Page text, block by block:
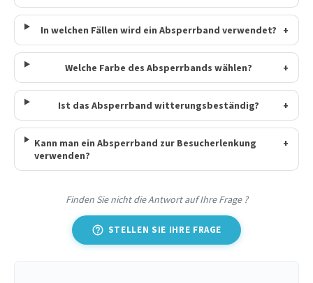
In welchen Fällen wird ein Absperrband verwendet? +
Welche Farbe des Absperrbands wählen? +
Ist das Absperrband witterungsbeständig? +
Kann man ein Absperrband zur Besucherlenkung
verwenden?
+
Finden Sie nicht die Antwort auf Ihre Frage ?
help_outline STELLEN SIE IHRE FRAGE